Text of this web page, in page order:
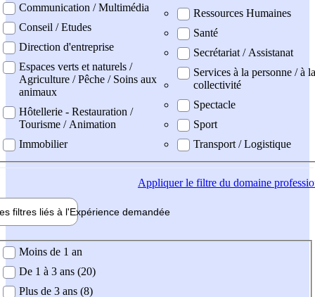
Communication / Multimédia
Conseil / Etudes
Direction d'entreprise
Espaces verts et naturels /
Agriculture / Pêche / Soins aux
animaux
Hôtellerie - Restauration /
Tourisme / Animation
Immobilier
Ressources Humaines
Santé
Secrétariat / Assistanat
Services à la personne / à la
collectivité
Spectacle
Sport
Transport / Logistique
Appliquerle filtre du domaine
filtres liés à l'Expérience demandée
demandée
Moins de 1 an
De 1 à 3 ans (20)
Plus de 3 ans (8)